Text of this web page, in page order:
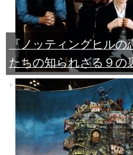
『ノッティングヒルの
たちの知られざる９の